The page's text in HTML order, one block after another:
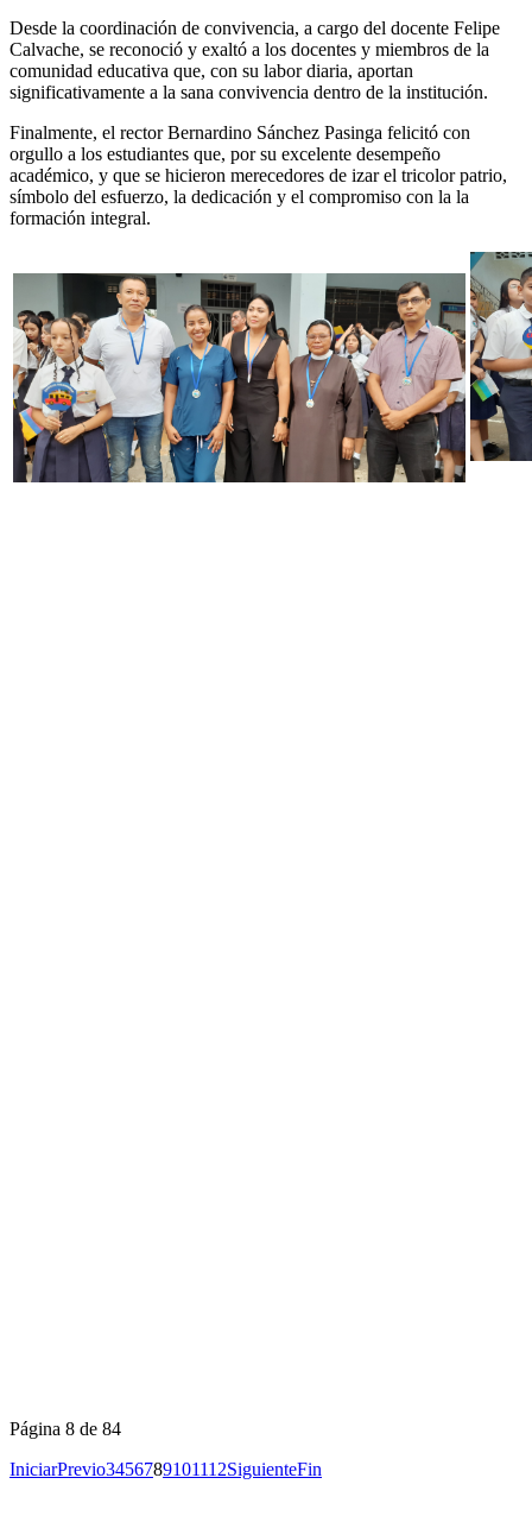
Desde la coordinación de convivencia, a cargo del docente Felipe
Calvache, se reconoció y exaltó a los docentes y miembros de la
comunidad educativa que, con su labor diaria, aportan
significativamente a la sana convivencia dentro de la institución.
Finalmente, el rector Bernardino Sánchez Pasinga felicitó con
orgullo a los estudiantes que, por su excelente desempeño
académico, y que se hicieron merecedores de izar el tricolor patrio,
símbolo del esfuerzo, la dedicación y el compromiso con la la
formación integral.
Página 8 de 84
IniciarPrevio3456789101112SiguienteFin